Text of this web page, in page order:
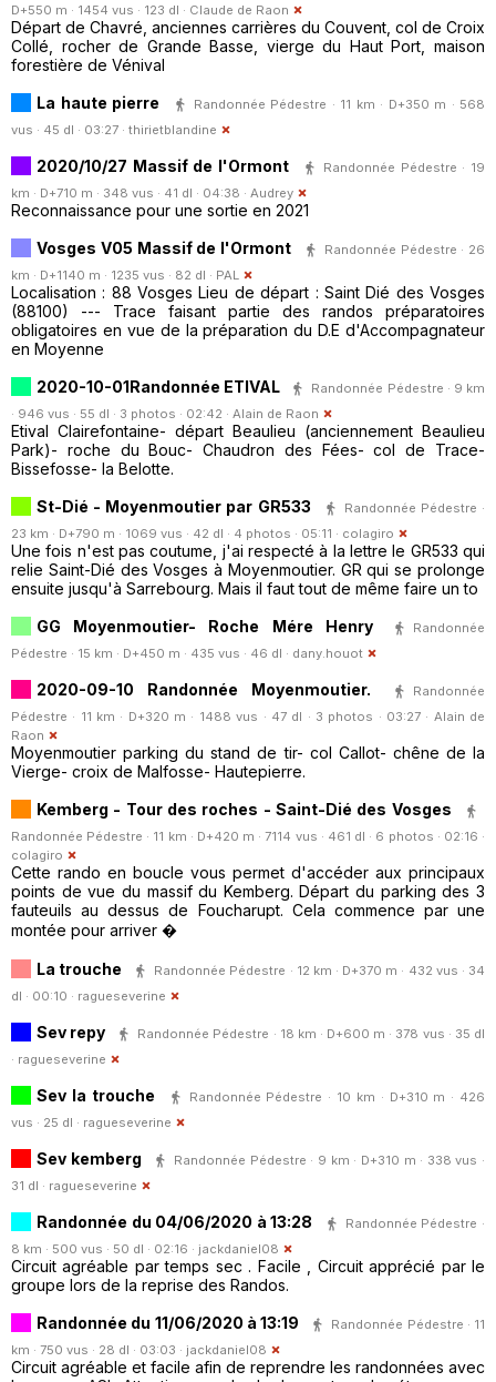
D+550 m · 1454 vus · 123 dl · Claude de Raon
Départ de Chavré, anciennes carrières du Couvent, col de Croix
Collé, rocher de Grande Basse, vierge du Haut Port, maison
forestière de Vénival
La haute pierre
Randonnée Pédestre · 11 km · D+350 m · 568
vus · 45 dl · 03:27 · thirietblandine
2020/10/27 Massif de l'Ormont
Randonnée Pédestre · 19
km · D+710 m · 348 vus · 41 dl · 04:38 · Audrey
Reconnaissance pour une sortie en 2021
Vosges V05 Massif de l'Ormont
Randonnée Pédestre · 26
km · D+1140 m · 1235 vus · 82 dl · PAL
Localisation : 88 Vosges Lieu de départ : Saint Dié des Vosges
(88100) --- Trace faisant partie des randos préparatoires
obligatoires en vue de la préparation du D.E d'Accompagnateur
en Moyenne
2020-10-01Randonnée ETIVAL
Randonnée Pédestre · 9 km
· 946 vus · 55 dl · 3 photos · 02:42 · Alain de Raon
Etival Clairefontaine- départ Beaulieu (anciennement Beaulieu
Park)- roche du Bouc- Chaudron des Fées- col de Trace-
Bissefosse- la Belotte.
St-Dié - Moyenmoutier par GR533
Randonnée Pédestre ·
23 km · D+790 m · 1069 vus · 42 dl · 4 photos · 05:11 · colagiro
Une fois n'est pas coutume, j'ai respecté à la lettre le GR533 qui
relie Saint-Dié des Vosges à Moyenmoutier. GR qui se prolonge
ensuite jusqu'à Sarrebourg. Mais il faut tout de même faire un to
GG Moyenmoutier- Roche Mére Henry
Randonnée
Pédestre · 15 km · D+450 m · 435 vus · 46 dl · dany.houot
2020-09-10 Randonnée Moyenmoutier.
Randonnée
Pédestre · 11 km · D+320 m · 1488 vus · 47 dl · 3 photos · 03:27 · Alain de
Raon
Moyenmoutier parking du stand de tir- col Callot- chêne de la
Vierge- croix de Malfosse- Hautepierre.
Kemberg - Tour des roches - Saint-Dié des Vosges
Randonnée Pédestre · 11 km · D+420 m · 7114 vus · 461 dl · 6 photos · 02:16 ·
colagiro
Cette rando en boucle vous permet d'accéder aux principaux
points de vue du massif du Kemberg. Départ du parking des 3
fauteuils au dessus de Foucharupt. Cela commence par une
montée pour arriver �
La trouche
Randonnée Pédestre · 12 km · D+370 m · 432 vus · 34
dl · 00:10 · ragueseverine
Sev repy
Randonnée Pédestre · 18 km · D+600 m · 378 vus · 35 dl
· ragueseverine
Sev la trouche
Randonnée Pédestre · 10 km · D+310 m · 426
vus · 25 dl · ragueseverine
Sev kemberg
Randonnée Pédestre · 9 km · D+310 m · 338 vus ·
31 dl · ragueseverine
Randonnée du 04/06/2020 à 13:28
Randonnée Pédestre ·
8 km · 500 vus · 50 dl · 02:16 · jackdaniel08
Circuit agréable par temps sec . Facile , Circuit apprécié par le
groupe lors de la reprise des Randos.
Randonnée du 11/06/2020 à 13:19
Randonnée Pédestre · 11
km · 750 vus · 28 dl · 03:03 · jackdaniel08
Circuit agréable et facile afin de reprendre les randonnées avec